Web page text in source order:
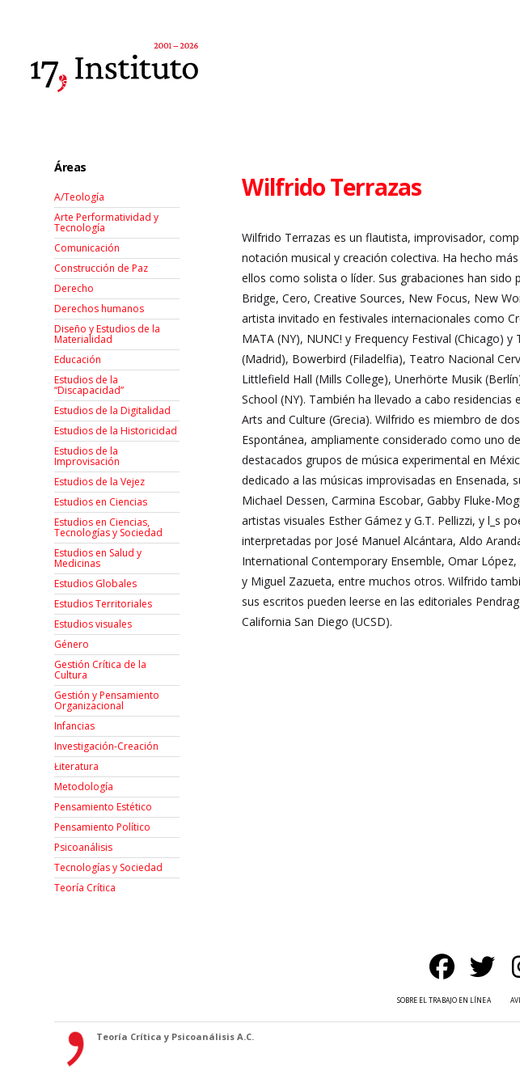
Wilfrido Terrazas
Wilfrido Terrazas es un flautista, improvisador,
notación musical y creación colectiva. Ha hecho
ellos como solista o líder. Sus grabaciones han
Bridge, Cero, Creative Sources, New Focus, New
artista invitado en festivales internacionales como
MATA (NY), NUNC! y Frequency Festival (Chicago)
(Madrid), Bowerbird (Filadelfia), Teatro Nacional
Littlefield Hall (Mills College), Unerhörte Musik
School (NY). También ha llevado a cabo
Arts and Culture (Grecia). Wilfrido es miembro de
Espontánea, ampliamente considerado como uno
destacados grupos de música experimental en
dedicado a las músicas improvisadas en Ensenada,
Michael Dessen, Carmina Escobar, Gabby Fluke-
artistas visuales Esther Gámez y G.T. Pellizzi, y l_s
interpretadas por José Manuel Alcántara, Aldo
International Contemporary Ensemble, Omar
y Miguel Zazueta, entre muchos otros. Wilfrido
sus escritos pueden leerse en las editoriales
California San Diego (UCSD).
Áreas
A/Teología
Arte Performatividad y
Tecnología
Comunicación
Construcción de Paz
Derecho
Derechos humanos
Diseño y Estudios de la
Materialidad
Educación
Estudios de la
“Discapacidad”
Estudios de la Digitalidad
Estudios de la Historicidad
Estudios de la
Improvisación
Estudios de la Vejez
Estudios en Ciencias
Estudios en Ciencias,
Tecnologías y Sociedad
Estudios en Salud y
Medicinas
Estudios Globales
Estudios Territoriales
Estudios visuales
Género
Gestión Crítica de la
Cultura
Gestión y Pensamiento
Organizacional
Infancias
Investigación-Creación
Łiteratura
Metodología
Pensamiento Estético
Pensamiento Político
Psicoanálisis
Tecnologías y Sociedad
Teoría Crítica
SOBRE EL TRABAJO EN LÍNEA
Teoría Crítica y Psicoanálisis A.C.